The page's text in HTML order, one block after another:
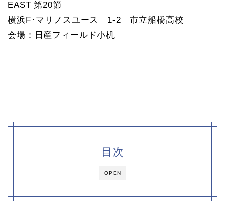
EAST 第20節
横浜F･マリノスユース 1-2 市立船橋高校
会場：日産フィールド小机
OPEN
目次